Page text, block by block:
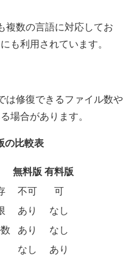
複数の言語に対応してお
も利用されています。
は修復できるファイル数や
場合があります。
の比較表
無料版 有料版
不可
可
あり
なし
あり
なし
なし あり